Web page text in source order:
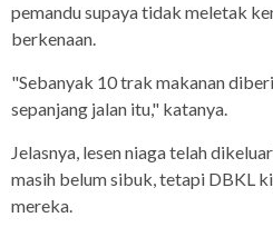
pemandu supaya tidak meletak
berkenaan.
"Sebanyak 10 trak makanan
sepanjang jalan itu," katanya.
Jelasnya, lesen niaga telah
masih belum sibuk, tetapi DBKL
mereka.